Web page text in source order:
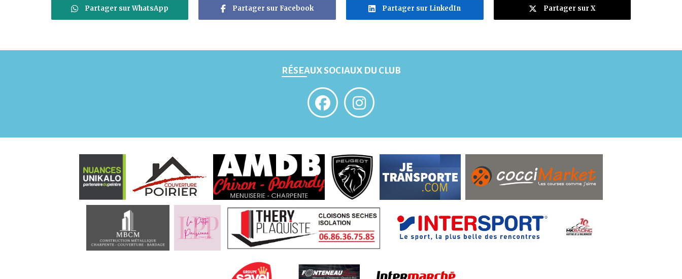
Partager sur WhatsApp Partager sur Facebook Partager sur LinkedIn Partager sur X
RÉSEAUX SOCIAUX DU CLUB